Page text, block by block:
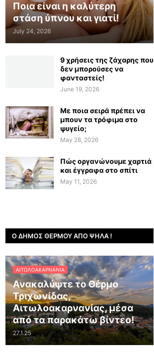
Ποια είναι η καλύτερη
στάση ύπνου και γιατί!
July 24, 2026
9 χρήσεις της ζάχαρης που
δεν μπορούσες να
φανταστείς!
June 19, 2026
Με ποια σειρά πρέπει να
μπουν τα τρόφιμα στο
ψυγείο;
May 28, 2026
Πώς οργανώνουμε χαρτιά
και έγγραφα στο σπίτι
May 11, 2026
Ο ΔΉΜΟΣ ΘΈΡΜΟΥ ΑΠΌ ΨΗΛΆ !
ΑΙΤΩΛΟΑΚΑΡΝΑΝΊΑ
Ανακαλύψτε το Θέρμο
Τριχωνίδας,
Αιτωλοακαρνανίας, μέσα
από τα παρακάτω βίντεο!
27.1.25